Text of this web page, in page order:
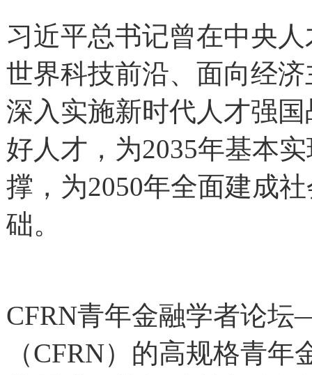
习近平总书记曾在中央
世界科技前沿、面向经
深入实施新时代人才强
好人才，为2035年基本
撑，为2050年全面建成
础。
CFRN青年金融学者论
（CFRN）的高规格青